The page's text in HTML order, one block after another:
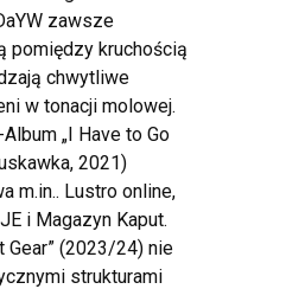
zawsze
pomiędzy kruchością
chwytliwe
w tonacji molowej.
„I Have to Go
2021)
m.in.. Lustro online,
i Magazyn Kaput.
Gear” (2023/24) nie
strukturami